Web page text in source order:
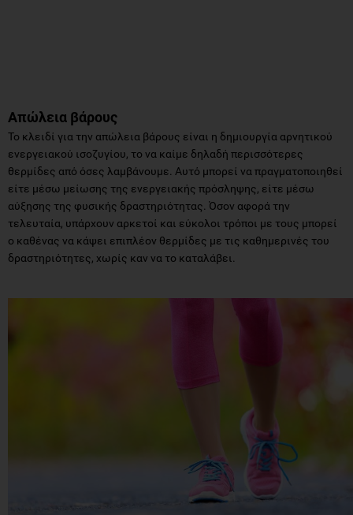
Απώλεια βάρους
Το κλειδί για την απώλεια βάρους είναι η δημιουργία αρνητικού
ενεργειακού ισοζυγίου, το να καίμε δηλαδή περισσότερες
θερμίδες από όσες λαμβάνουμε. Αυτό μπορεί να πραγματοποιηθεί
είτε μέσω μείωσης της ενεργειακής πρόσληψης, είτε μέσω
αύξησης της φυσικής δραστηριότητας. Όσον αφορά την
τελευταία, υπάρχουν αρκετοί και εύκολοι τρόποι με τους μπορεί
ο καθένας να κάψει επιπλέον θερμίδες με τις καθημερινές του
δραστηριότητες, χωρίς καν να το καταλάβει.